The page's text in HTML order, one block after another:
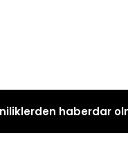
haberdar